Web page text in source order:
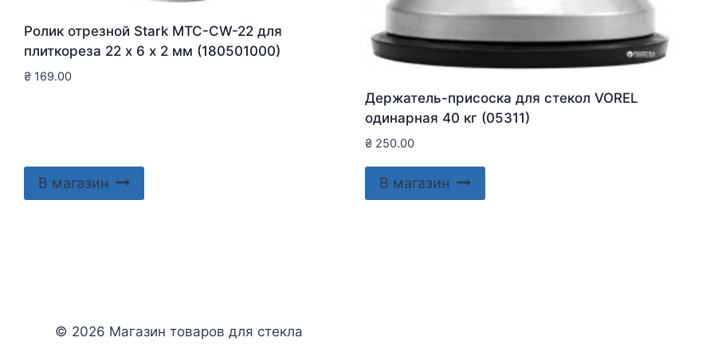
Ролик отрезной Stark MTC-CW-22 для
плиткореза 22 х 6 х 2 мм (180501000)
₴ 169.00
В магазин
Держатель-присоска для стекол VOREL
одинарная 40 кг (05311)
₴250.00
В магазин
© 2026 Магазин товаров для стекла